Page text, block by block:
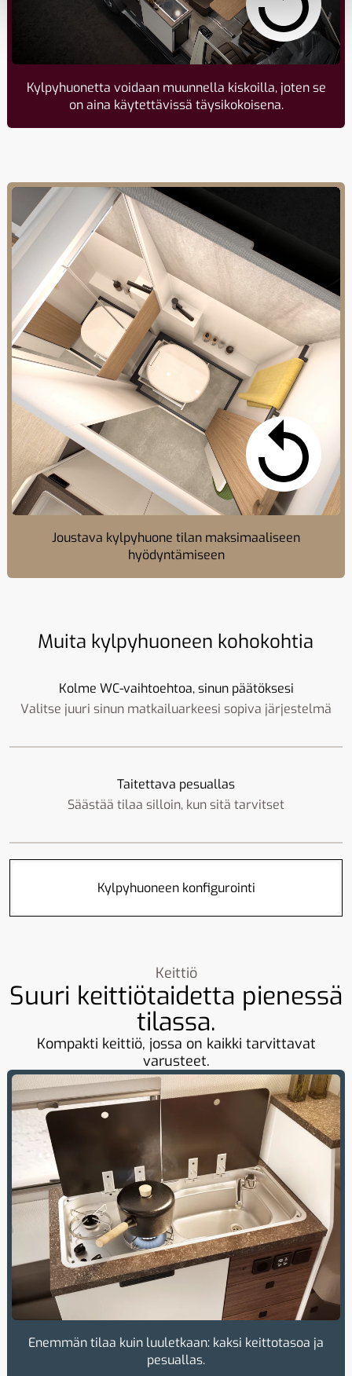
Kylpyhuonetta voidaan muunnella kiskoilla, joten se
on aina käytettävissä täysikokoisena.
Joustava kylpyhuone tilan maksimaaliseen
hyödyntämiseen
Muita kylpyhuoneen kohokohtia
Kolme WC-vaihtoehtoa, sinun päätöksesi
Valitse juuri sinun matkailuarkeesi sopiva järjestelmä
Taitettava pesuallas
Säästää tilaa silloin, kun sitä tarvitset
Kylpyhuoneen konfigurointi
Keittiö
Suuri keittiötaidetta pienessä
tilassa.
Kompakti keittiö, jossa on kaikki tarvittavat
varusteet.
Enemmän tilaa kuin luuletkaan: kaksi keittotasoa ja
pesuallas.